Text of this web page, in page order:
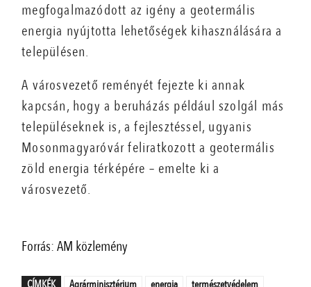
megfogalmazódott az igény a geotermális
energia nyújtotta lehetőségek kihasználására a
településen.
A városvezető reményét fejezte ki annak
kapcsán, hogy a beruházás például szolgál más
településeknek is, a fejlesztéssel, ugyanis
Mosonmagyaróvár feliratkozott a geotermális
zöld energia térképére – emelte ki a
városvezető.
Forrás: AM közlemény